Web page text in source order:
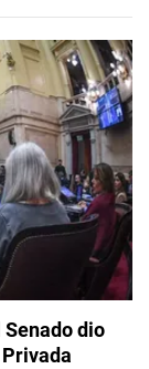
Senado dio